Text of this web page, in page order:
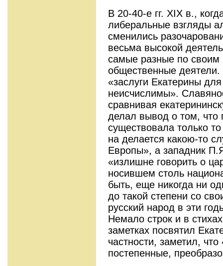
В 20-40-е гг. XIX в.,
либеральные взгляды
сменились
весьма высокой
самые разные по своим
общественные
«заслуги Екатерины
неисчислимы».
сравнивая
делал вывод о том, что
существовала только
на делается какою-то
Европы», а западник
«излишне говорить о
носившем столь
быть, еще никогда ни
до такой степени со
русский народ в эти
Немало строк и в
заметках посвятил
частности, заметил,
постепенные,